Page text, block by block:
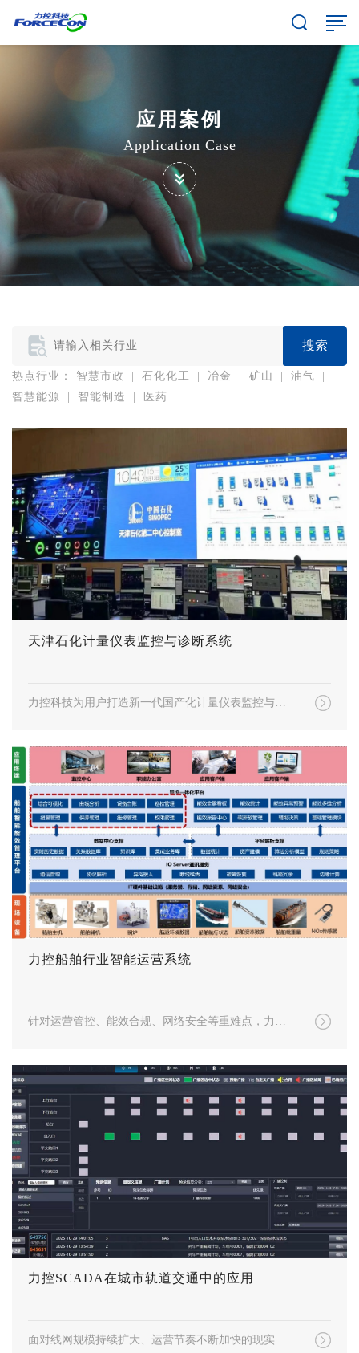
应用案例
Application Case
搜索
热点行业： 智慧市政 石化化工 冶金 矿山 油气
智慧能源
智能制造 医药
天津石化计量仪表监控与诊断系统
力控科技为用户打造新一代国产化计量仪表监控与诊断系统，满足智能化建设发展要求。
力控船舶行业智能运营系统
针对运营管控、能效合规、网络安全等重难点，力控科技采用机舱综合监控 + 智能能效 + 船舶网安一体化解决方案，提供应对行业挑战、实现合规运营的优化路径。
力控SCADA在城市轨道交通中的应用
面对线网规模持续扩大、运营节奏不断加快的现实挑战，如何高效协同众多子系统、应对日益复杂的运营事务，已成为城市轨道交通系统的重要命题。唯有适应网络化与智能化的行业趋势，才能提升指挥与联动效率，守护城市“动脉”安全、有序地跳动。